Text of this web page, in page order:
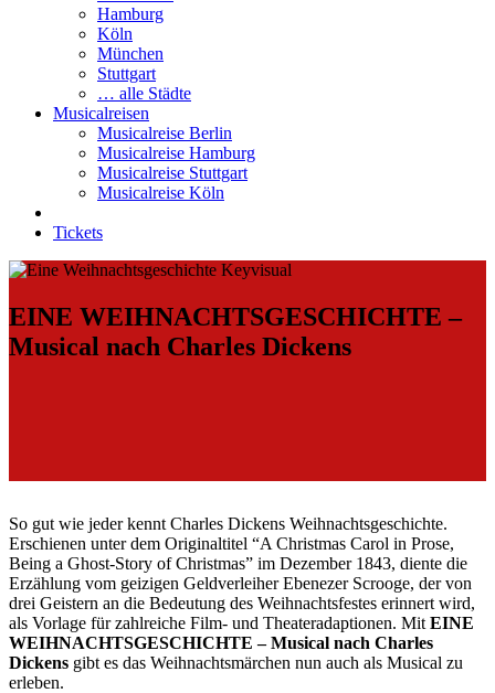
Hamburg
Köln
München
Stuttgart
… alle Städte
Musicalreisen
Musicalreise Berlin
Musicalreise Hamburg
Musicalreise Stuttgart
Musicalreise Köln
Tickets
EINE WEIHNACHTSGESCHICHTE –
Musical nach Charles Dickens
So gut wie jeder kennt Charles Dickens Weihnachtsgeschichte.
Erschienen unter dem Originaltitel “A Christmas Carol in Prose,
Being a Ghost-Story of Christmas” im Dezember 1843, diente die
Erzählung vom geizigen Geldverleiher Ebenezer Scrooge, der von
drei Geistern an die Bedeutung des Weihnachtsfestes erinnert wird,
als Vorlage für zahlreiche Film- und Theateradaptionen. Mit EINE
WEIHNACHTSGESCHICHTE – Musical nach Charles
Dickens gibt es das Weihnachtsmärchen nun auch als Musical zu
erleben.